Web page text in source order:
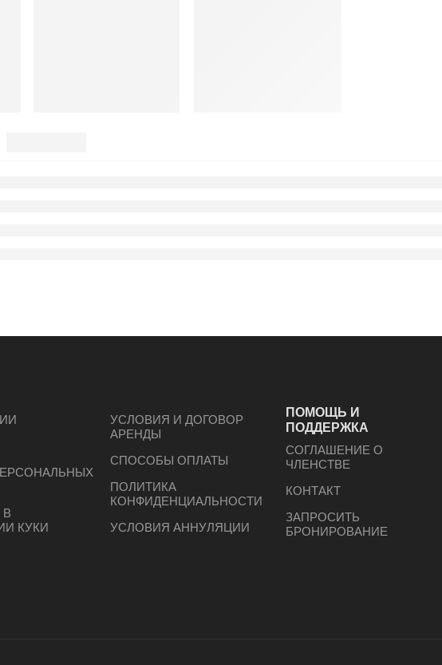
В
КУКИ
УСЛОВИЯ И ДОГОВОР
АРЕНДЫ
СПОСОБЫ ОПЛАТЫ
ПОЛИТИКА
КОНФИДЕНЦИАЛЬНОСТИ
УСЛОВИЯ АННУЛЯЦИИ
ПОМОЩЬ И
ПОДДЕРЖКА
СОГЛАШЕНИЕ О
ЧЛЕНСТВЕ
КОНТАКТ
ЗАПРОСИТЬ
БРОНИРОВАНИЕ